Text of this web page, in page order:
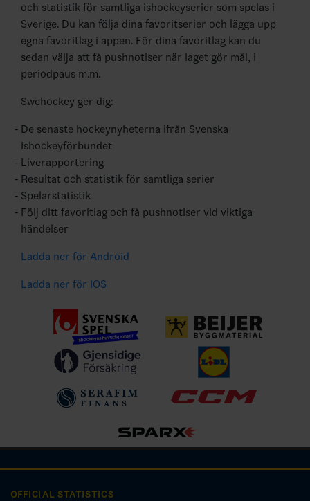
och statistik för samtliga ishockeyserier som spelas i
Sverige. Du kan följa dina favoritserier och lägga upp
egna favoritlag i appen. För dina favoritlag kan du
sedan välja att få pushnotiser när laget gör mål, i
periodpaus m.m.
Swehockey ger dig:
De senaste hockeynyheterna ifrån Svenska
Ishockeyförbundet
Liverapportering
Resultat och statistik för samtliga serier
Spelarstatistik
Följ ditt favoritlag och få pushnotiser vid viktiga
händelser
Ladda ner för Android
Ladda ner för IOS
OFFICIAL STATISTICS